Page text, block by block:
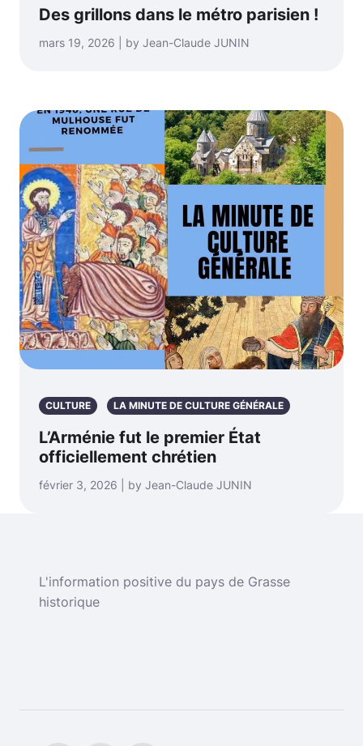
Des grillons dans le métro parisien !
mars 19, 2026 | by Jean-Claude JUNIN
CULTURE LA MINUTE DE CULTURE GÉNÉRALE
L’Arménie fut le premier État
officiellement chrétien
février 3, 2026 | by Jean-Claude JUNIN
L'information positive du pays de Grasse
historique